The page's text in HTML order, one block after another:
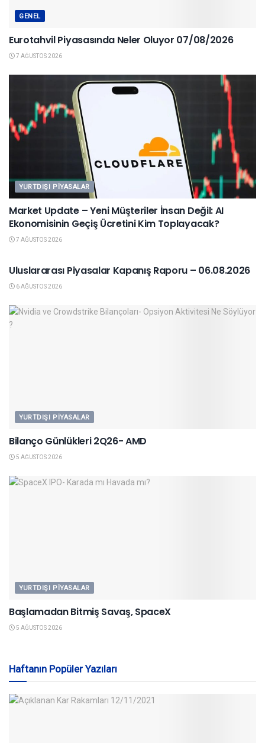
GENEL
Eurotahvil Piyasasında Neler Oluyor 07/08/2026
7 AĞUSTOS 2026
YURTDIŞI PIYASALAR
Market Update – Yeni Müşteriler İnsan Değil: AI
Ekonomisinin Geçiş Ücretini Kim Toplayacak?
7 AĞUSTOS 2026
Uluslararası Piyasalar Kapanış Raporu – 06.08.2026
6 AĞUSTOS 2026
YURTDIŞI PIYASALAR
Bilanço Günlükleri 2Q26- AMD
5 AĞUSTOS 2026
YURTDIŞI PIYASALAR
Başlamadan Bitmiş Savaş, SpaceX
5 AĞUSTOS 2026
Haftanın Popüler Yazıları